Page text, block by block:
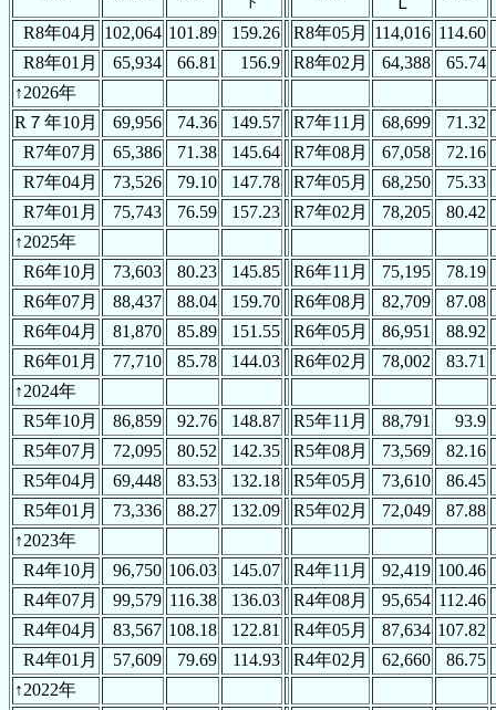
R8年04月 102,064 101.89 159.26 R8年05月 114,016 114.60
R8年01月
65,934 66.81 156.9 R8年02月 64,388
65.74
↑2026年
R７年10月
69,956 74.36 149.57 R7年11月 68,699
71.32
R7年07月
65,386 71.38 145.64 R7年08月 67,058
72.16
R7年04月
73,526 79.10 147.78 R7年05月 68,250
75.33
R7年01月
75,743 76.59 157.23 R7年02月 78,205
80.42
↑2025年
R6年10月
73,603 80.23 145.85 R6年11月 75,195
78.19
R6年07月
88,437 88.04 159.70 R6年08月 82,709
87.08
R6年04月
81,870 85.89 151.55 R6年05月 86,951
88.92
R6年01月
77,710 85.78 144.03 R6年02月 78,002
83.71
↑2024年
R5年10月
86,859 92.76 148.87 R5年11月 88,791
93.9
R5年07月
72,095 80.52 142.35 R5年08月 73,569
82.16
R5年04月
69,448 83.53 132.18 R5年05月 73,610
86.45
R5年01月
73,336 88.27 132.09 R5年02月 72,049
87.88
↑2023年
R4年10月
96,750 106.03 145.07 R4年11月 92,419 100.46
R4年07月
99,579 116.38 136.03 R4年08月 95,654 112.46
R4年04月
83,567 108.18 122.81 R4年05月 87,634 107.82
R4年01月
57,609 79.69 114.93 R4年02月 62,660
86.75
↑2022年